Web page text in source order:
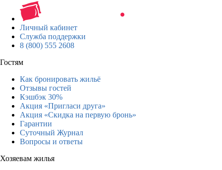
Личный кабинет
Служба поддержки
8 (800) 555 2608
Гостям
Как бронировать жильё
Отзывы гостей
Кэшбэк 30%
Акция «Пригласи друга»
Акция «Скидка на первую бронь»
Гарантии
Суточный Журнал
Вопросы и ответы
Хозяевам жилья